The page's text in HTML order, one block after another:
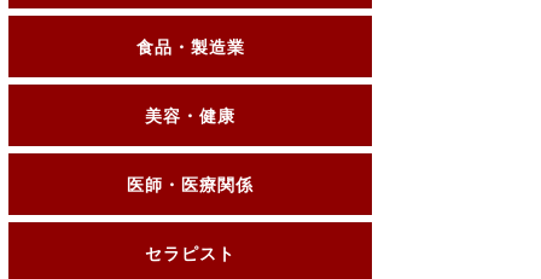
食品・製造業
美容・健康
医師・医療関係
セラピスト